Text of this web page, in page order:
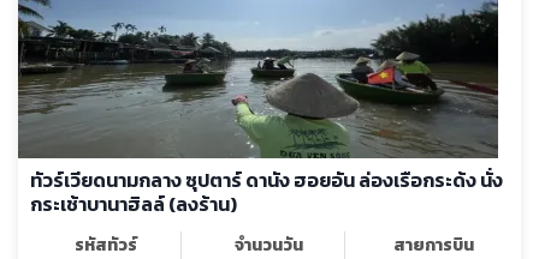
ทัวร์เวียดนามกลาง ซุปตาร์ ดานัง ฮอยอัน ล่องเรือกระด้ง นั่ง
กระเช้าบานาฮิลล์ (ลงร้าน)
รหัสทัวร์
จำนวนวัน
สายการบิน